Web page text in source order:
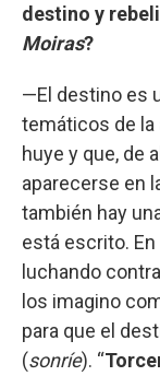
destino y
Moiras?
—El destino es
temáticos de la
huye y que, de
aparecerse en
también hay
está escrito.
luchando
los imagino
para que el
(sonríe). “